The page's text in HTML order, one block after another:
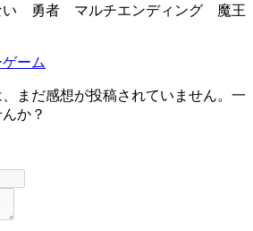
い 勇者 マルチエンディング 魔王
ーム
、まだ感想が投稿されていません。一
か？